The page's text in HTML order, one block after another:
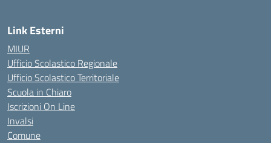
Link Esterni
MIUR
Ufficio Scolastico Regionale
Ufficio Scolastico Territoriale
Scuola in Chiaro
Iscrizioni On Line
Invalsi
Comune